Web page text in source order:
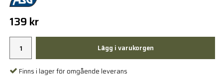
139 kr
Lägg i varukorgen
Finns i lager för omgående leverans